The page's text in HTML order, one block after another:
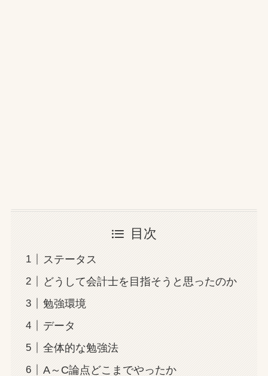
目次
ステータス
どうして会計士を目指そうと思ったのか
勉強環境
データ
全体的な勉強法
A～C論点どこまでやったか